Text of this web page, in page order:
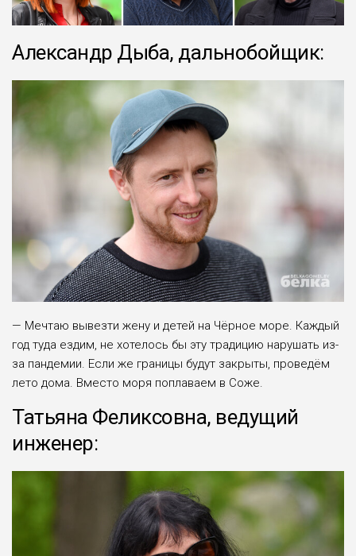
Александр Дыба, дальнобойщик:
— Мечтаю вывезти жену и детей на Чёрное море. Каждый
год туда ездим, не хотелось бы эту традицию нарушать из-
за пандемии. Если же границы будут закрыты, проведём
лето дома. Вместо моря поплаваем в Соже.
Татьяна Феликсовна, ведущий
инженер: